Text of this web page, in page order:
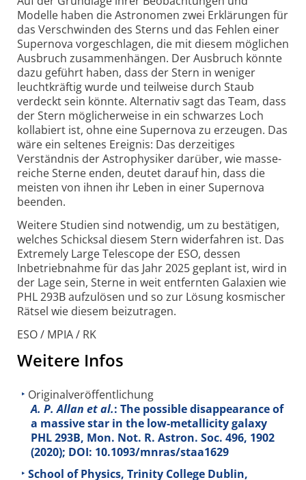
Modelle haben die Astronomen zwei Erklärungen für
das Verschwinden des Sterns und das Fehlen einer
Supernova vorge­schlagen, die mit diesem möglichen
Ausbruch zusammen­hängen. Der Ausbruch könnte
dazu geführt haben, dass der Stern in weniger
leucht­kräftig wurde und teil­weise durch Staub
verdeckt sein könnte. Alternativ sagt das Team, dass
der Stern möglicher­weise in ein schwarzes Loch
kollabiert ist, ohne eine Supernova zu erzeugen. Das
wäre ein seltenes Ereignis: Das der­zeitiges
Verständnis der Astro­physiker darüber, wie masse­
reiche Sterne enden, deutet darauf hin, dass die
meisten von ihnen ihr Leben in einer Supernova
beenden.
Weitere Studien sind notwendig, um zu bestätigen,
welches Schicksal diesem Stern wider­fahren ist. Das
Extremely Large Telescope der ESO, dessen
Inbetrieb­nahme für das Jahr 2025 geplant ist, wird in
der Lage sein, Sterne in weit entfernten Galaxien wie
PHL 293B aufzu­lösen und so zur Lösung kosmischer
Rätsel wie diesem beizu­tragen.
ESO / MPIA / RK
Weitere Infos
Originalveröffentlichung
A. P. Allan et al.: The possible disappearance of
a massive star in the low-metallicity galaxy
PHL 293B, Mon. Not. R. Astron. Soc. 496, 1902
(2020); DOI: 10.1093/mnras/staa1629
School of Physics, Trinity College Dublin,